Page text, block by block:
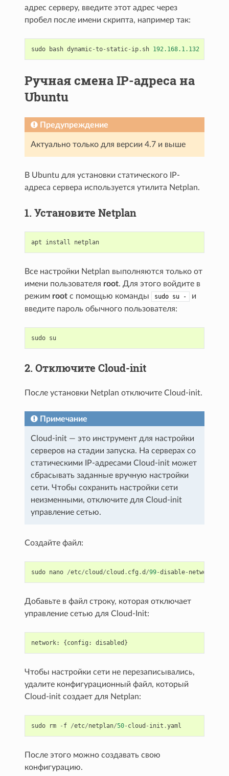
адрес серверу, введите этот адрес через
пробел после имени скрипта, например так:
sudo bash dynamic-to- static- ip . sh 192.168.1.132
Ручная смена IP-адреса на
Ubuntu
Предупреждение
Актуально только для версии 4.7 и выше
В Ubuntu для установки статического IP-
адреса сервера используется утилита Netplan.
1. Установите Netplan
apt install netplan
Все настройки Netplan выполняются только от
имени пользователя root. Для этого войдите в
режим root с помощью команды sudo su -
и
введите пароль обычного пользователя:
sudo su
2. Отключите Cloud-init
После установки Netplan отключите Cloud-init.
Примечание
Cloud-init — это инструмент для настройки
серверов на стадии запуска. На серверах со
статическими IP-адресами Cloud-init может
сбрасывать заданные вручную настройки
сети. Чтобы сохранить настройки сети
неизменными, отключите для Cloud-init
управление сетью.
Создайте файл:
sudo nano /etc/cloud /cloud . cfg .d /99-disable- network
Добавьте в файл строку, которая отключает
управление сетью для Cloud-Init:
network: {config : disabled }
Чтобы настройки сети не перезаписывались,
удалите конфигурационный файл, который
Cloud-init создает для Netplan:
sudo rm - f /etc/netplan/50- cloud - init .yaml
После этого можно создавать свою
конфигурацию.